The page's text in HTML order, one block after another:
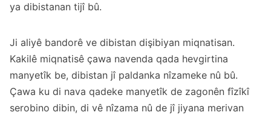
ya dibistanan tijî bû.
Ji aliyê bandorê ve dibistan dişibiyan miqnatisan.
Kakilê miqnatisê çawa navenda qada hevgirtina
manyetîk be, dibistan jî paldanka nîzameke nû bû.
Çawa ku di nava qadeke manyetîk de zagonên fîzîkî
serobino dibin, di vê nîzama nû de jî jiyana merivan